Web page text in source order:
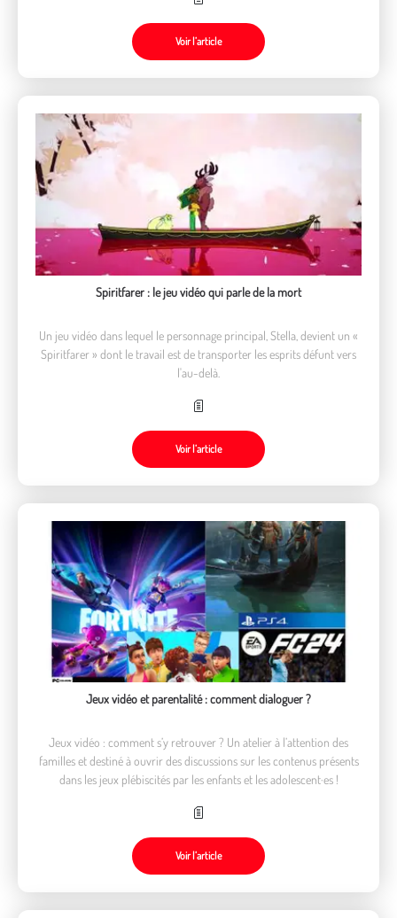
Voir l’article
Spiritfarer : le jeu vidéo qui parle de la mort
Un jeu vidéo dans lequel le personnage principal, Stella, devient un «
Spiritfarer » dont le travail est de transporter les esprits défunt vers
l'au-delà.
Voir l’article
Jeux vidéo et parentalité : comment dialoguer ?
Jeux vidéo : comment s’y retrouver ? Un atelier à l’attention des
familles et destiné à ouvrir des discussions sur les contenus présents
dans les jeux plébiscités par les enfants et les adolescent·es !
Voir l’article